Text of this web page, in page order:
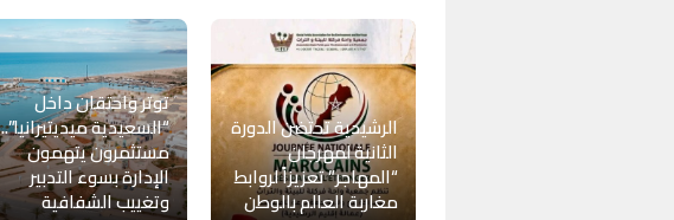
الرشيدية تحتضن الدورة
الثانية لمهرجان
“المهاجر” تعزيزاً لروابط
مغاربة العالم بالوطن
توتر واحتقان داخل
“السعيدية ميديتيرانيا”..
مستثمرون يتهمون
الإدارة بسوء التدبير
وتغييب الشفافية